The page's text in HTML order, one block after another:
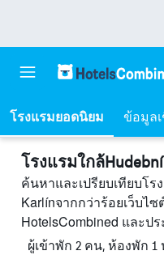
โรงแรมยอดนิยม ข้อมูล
โรงแรมใกล้
ค้นหาและเปรียบเทียบโร
Karlínจากกว่าร้อยเว็บไ
HotelsCombined และป
ผู้เข้าพัก 2 คน, ห้องพัก 1